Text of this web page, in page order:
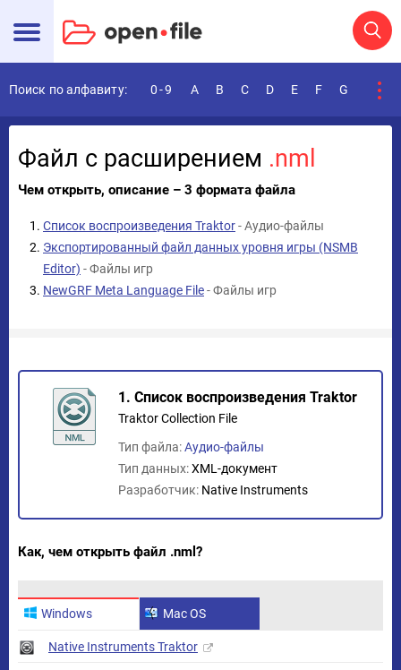
Поиск по алфавиту: 0-9 A B C D E F G
Файл с расширением .nml
Чем открыть, описание – 3 формата файла
Список воспроизведения Traktor- Аудио-файлы
Экспортированный файл данных уровня игры (NSMB
Editor) - Файлы игр
NewGRF Meta Language File- Файлы игр
1. Список воспроизведения Traktor
Traktor Collection File
Тип файла:Аудио-файлы
Тип данных:XML-документ
Разработчик: Native Instruments
Как, чем открыть файл .nml?
Windows Mac OS
Native Instruments Traktor